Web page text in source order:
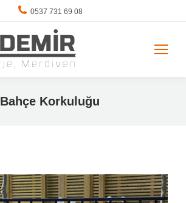
0537 731 69 08
Bahçe Korkuluğu